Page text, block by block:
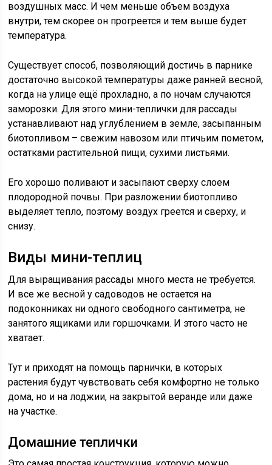
воздушных масс. И чем меньше объем воздуха
внутри, тем скорее он прогреется и тем выше будет
температура.
Существует способ, позволяющий достичь в парнике
достаточно высокой температуры даже ранней весной,
когда на улице ещё прохладно, а по ночам случаются
заморозки. Для этого мини-теплички для рассады
устанавливают над углублением в земле, засыпанным
биотопливом – свежим навозом или птичьим пометом,
остатками растительной пищи, сухими листьями.
Его хорошо поливают и засыпают сверху слоем
плодородной почвы. При разложении биотопливо
выделяет тепло, поэтому воздух греется и сверху, и
снизу.
Виды мини-теплиц
Для выращивания рассады много места не требуется.
И все же весной у садоводов не остается на
подоконниках ни одного свободного сантиметра, не
занятого ящиками или горшочками. И этого часто не
хватает.
Тут и приходят на помощь парнички, в которых
растения будут чувствовать себя комфортно не только
дома, но и на лоджии, на закрытой веранде или даже
на участке.
Домашние теплички